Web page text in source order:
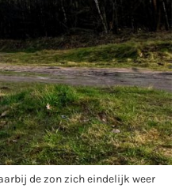
de zon zich eindelijk weer